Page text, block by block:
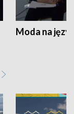
Moda na